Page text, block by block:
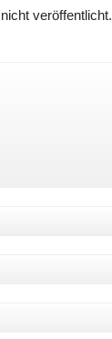
veröffentlicht.